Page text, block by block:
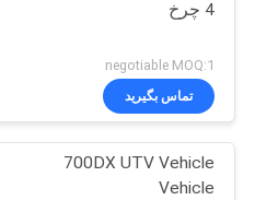
4 چرخ
negotiable MOQ:1
تماس بگیرید
700DX UTV Vehicle
Vehicle